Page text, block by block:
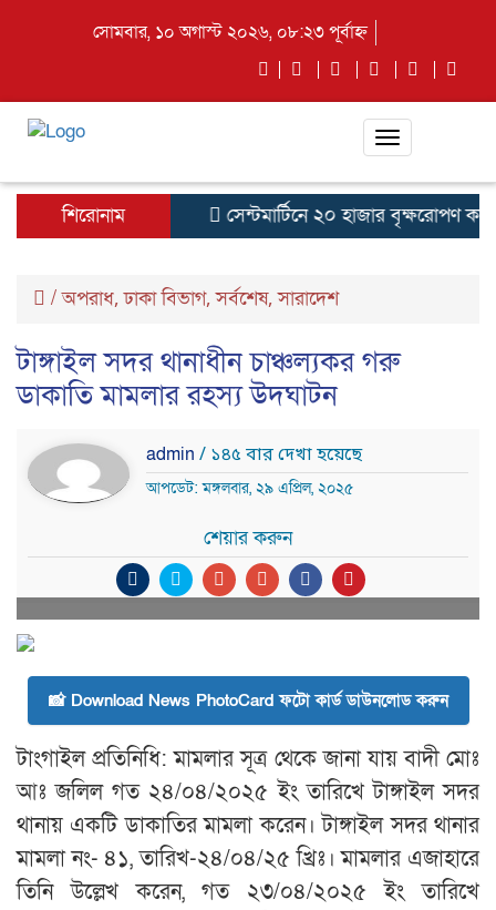
সোমবার, ১০ অগাস্ট ২০২৬, ০৮:২৩ পূর্বাহ্ন
Toggle
শিরোনাম
সেন্টমার্টিনে ২০ হাজার বৃক্ষরোপণ
/অপরাধ,ঢাকা বিভাগ,সর্বশেষ,সারাদেশ
টাঙ্গাইল সদর থানাধীন চাঞ্চল্যকর গরু
ডাকাতি মামলার রহস্য উদঘাটন
admin / ১৪৫ বার দেখা হয়েছে
আপডেট: মঙ্গলবার, ২৯ এপ্রিল, ২০২৫
শেয়ার করুন
📸 Download News PhotoCard ফটো কার্ড ডাউনলোড করুন
টাংগাইল প্রতিনিধি: মামলার সূত্র থেকে জানা যায় বাদী মোঃ
আঃ জলিল গত ২৪/০৪/২০২৫ ইং তারিখে টাঙ্গাইল সদর
থানায় একটি ডাকাতির মামলা করেন। টাঙ্গাইল সদর থানার
মামলা নং- ৪১, তারিখ-২৪/০৪/২৫ খ্রিঃ। মামলার এজাহারে
তিনি উল্লেখ করেন, গত ২৩/০৪/২০২৫ ইং তারিখে